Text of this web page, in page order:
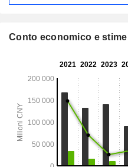
Conto economico e stime